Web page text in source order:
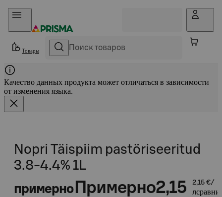
Прыгать в контент
Товары
Качество данных продукта может отличаться в зависимости
от изменения языка.
Nopri Täispiim pastöriseeritud
3.8-4.4% 1L
примерно Примерно2,15
2,15 €/
л